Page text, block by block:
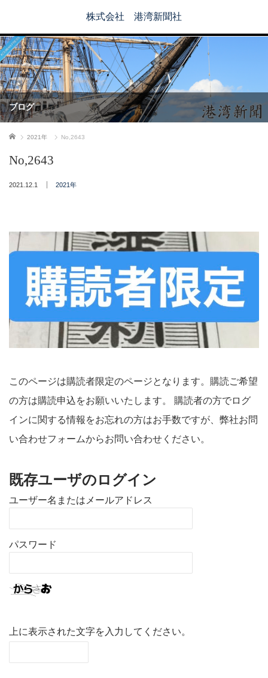
株式会社 港湾新聞社
ブログ
ホーム 2021年 No,2643
No,2643
2021.12.1 2021年
このページは購読者限定のページとなります。購読ご希望
の方は購読申込をお願いいたします。 購読者の方でログ
インに関する情報をお忘れの方はお手数ですが、弊社お問
い合わせフォームからお問い合わせください。
既存ユーザのログイン
ユーザー名またはメールアドレス
パスワード
上に表示された文字を入力してください。